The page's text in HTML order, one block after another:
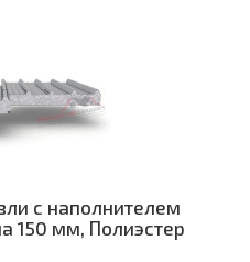
с наполнителем
150 мм, Полиэстер